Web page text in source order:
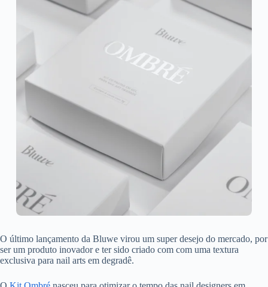
O último lançamento da Bluwe virou um super desejo do mercado, por
ser um produto inovador e ter sido criado com com uma textura
exclusiva para nail arts em degradê.